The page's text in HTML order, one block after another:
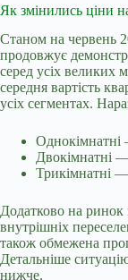
Як змінились ціни
Станом на червень
продовжує
серед усіх великих
середня вартість
усіх сегментах.
Однокімнатні
Двокімнатні
Трикімнатні
Додатково на ринок
внутрішніх
також обмежена
Детальніше
нижче.